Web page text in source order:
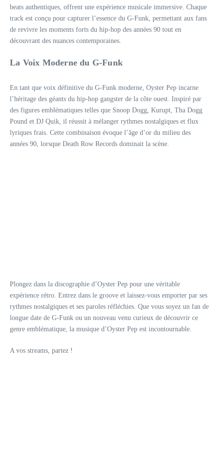
beats authentiques, offrent une expérience musicale immersive. Chaque
track est conçu pour capturer l’essence du G-Funk, permettant aux fans
de revivre les moments forts du hip-hop des années 90 tout en
découvrant des nuances contemporaines.
La Voix Moderne du G-Funk
En tant que voix définitive du G-Funk moderne, Oyster Pep incarne
l’héritage des géants du hip-hop gangster de la côte ouest. Inspiré par
des figures emblématiques telles que Snoop Dogg, Kurupt, Tha Dogg
Pound et DJ Quik, il réussit à mélanger rythmes nostalgiques et flux
lyriques frais. Cette combinaison évoque l’âge d’or du milieu des
années 90, lorsque Death Row Records dominait la scène.
Plongez dans la discographie d’Oyster Pep pour une véritable
expérience rétro. Entrez dans le groove et laissez-vous emporter par ses
rythmes nostalgiques et ses paroles réfléchies. Que vous soyez un fan de
longue date de G-Funk ou un nouveau venu curieux de découvrir ce
genre emblématique, la musique d’Oyster Pep est incontournable.
A vos streams, partez !